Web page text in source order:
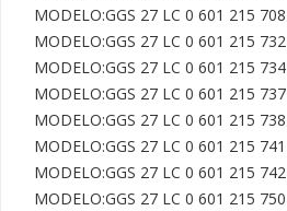
MODELO:GGS 27 LC 0 601 215 708
MODELO:GGS 27 LC 0 601 215 732
MODELO:GGS 27 LC 0 601 215 734
MODELO:GGS 27 LC 0 601 215 737
MODELO:GGS 27 LC 0 601 215 738
MODELO:GGS 27 LC 0 601 215 741
MODELO:GGS 27 LC 0 601 215 742
MODELO:GGS 27 LC 0 601 215 750